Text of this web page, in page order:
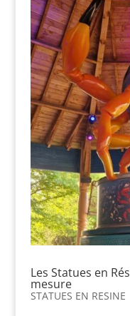
Les Statues en
mesure
STATUES EN RESINE